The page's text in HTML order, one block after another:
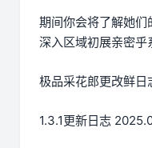
期间你会将了解她
深入区域初展亲密乎
极品采花郎更改鲜日
1.3.1更新日志